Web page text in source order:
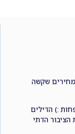
שקשה
:) הדילים
הציבור הדתי